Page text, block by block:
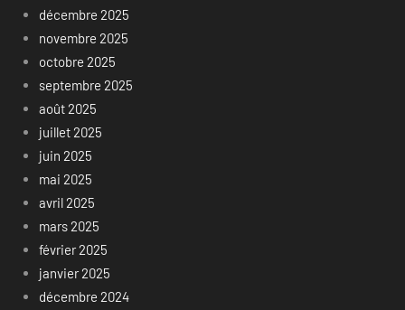
décembre 2025
novembre 2025
octobre 2025
septembre 2025
août 2025
juillet 2025
juin 2025
mai 2025
avril 2025
mars 2025
février 2025
janvier 2025
décembre 2024